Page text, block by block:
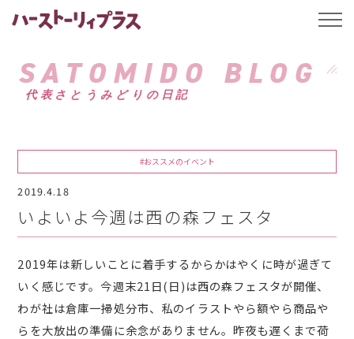
ハーストーリィプ
SATOMIDO BLOG
代表さとうみどりの日記
#おススメのイベント
2019.4.18
いよいよ今週は西の森フェスタ
2019年は新しいことに着手するからかはやくに時が過ぎて
いく感じです。今週末21日(日)は西の森フェスタが開催、
わが社は倉庫一掃処分市、私のイラストやら額やら商品や
らを大放出の準備に余念がありません。昨夜も遅くまで荷
t
l
a